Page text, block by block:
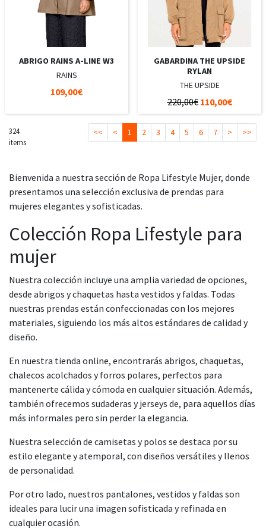
ABRIGO RAINS A-LINE W3
RAINS
109,00€
GABARDINA THE UPSIDE
RYLAN
THE UPSIDE
220,00€ 110,00€
324
items
<< < 1 2 3 4 5 6 7 > >>
Bienvenida a nuestra sección de Ropa Lifestyle Mujer, donde
presentamos una selección exclusiva de prendas para
mujeres elegantes y sofisticadas.
Colección Ropa Lifestyle para
mujer
Nuestra colección incluye una amplia variedad de opciones,
desde abrigos y chaquetas hasta vestidos y faldas. Todas
nuestras prendas están confeccionadas con los mejores
materiales, siguiendo los más altos estándares de calidad y
diseño.
En nuestra tienda online, encontrarás abrigos, chaquetas,
chalecos acolchados y forros polares, perfectos para
mantenerte cálida y cómoda en cualquier situación. Además,
también ofrecemos sudaderas y jerseys de, para aquellos días
más informales pero sin perder la elegancia.
Nuestra selección de camisetas y polos se destaca por su
estilo elegante y atemporal, con diseños versátiles y llenos
de personalidad.
Por otro lado, nuestros pantalones, vestidos y faldas son
ideales para lucir una imagen sofisticada y refinada en
cualquier ocasión.